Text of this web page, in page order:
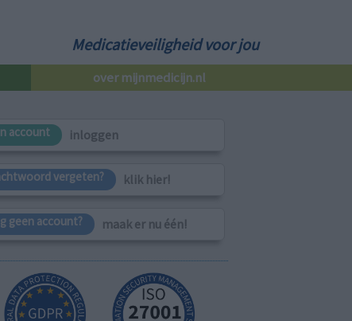
Medicatieveiligheid voor jou
over mijnmedicijn.nl
account inloggen
vergeten? klik hier!
geen account? maak er nu één!